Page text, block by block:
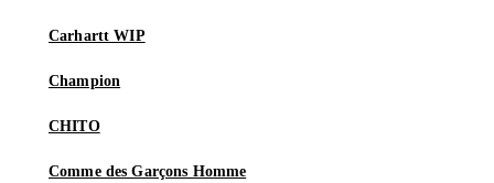
Carhartt WIP
Champion
CHITO
Comme des Garçons Homme